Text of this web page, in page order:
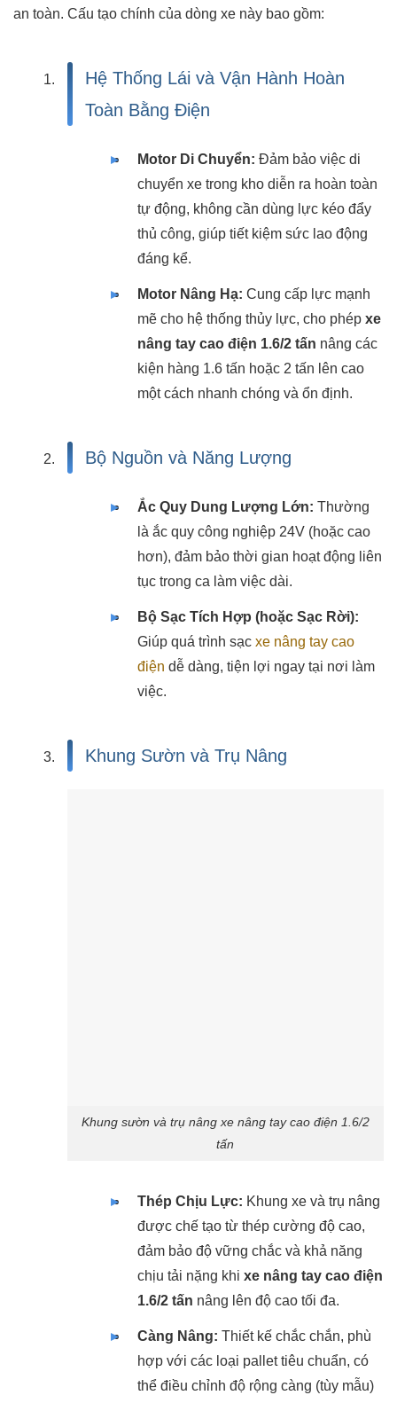
an toàn. Cấu tạo chính của dòng xe này bao gồm:
Hệ Thống Lái và Vận Hành Hoàn
Toàn Bằng Điện
Motor Di Chuyển: Đảm bảo việc di
chuyển xe trong kho diễn ra hoàn toàn
tự động, không cần dùng lực kéo đẩy
thủ công, giúp tiết kiệm sức lao động
đáng kể.
Motor Nâng Hạ: Cung cấp lực mạnh
mẽ cho hệ thống thủy lực, cho phép xe
nâng tay cao điện 1.6/2 tấn nâng các
kiện hàng 1.6 tấn hoặc 2 tấn lên cao
một cách nhanh chóng và ổn định.
Bộ Nguồn và Năng Lượng
Ắc Quy Dung Lượng Lớn: Thường
là ắc quy công nghiệp 24V (hoặc cao
hơn), đảm bảo thời gian hoạt động liên
tục trong ca làm việc dài.
Bộ Sạc Tích Hợp (hoặc Sạc Rời):
Giúp quá trình sạc xe nâng tay cao
điện dễ dàng, tiện lợi ngay tại nơi làm
việc.
Khung Sườn và Trụ Nâng
Khung sườn và trụ nâng xe nâng tay cao điện 1.6/2
tấn
Thép Chịu Lực: Khung xe và trụ nâng
được chế tạo từ thép cường độ cao,
đảm bảo độ vững chắc và khả năng
chịu tải nặng khi xe nâng tay cao điện
1.6/2 tấn nâng lên độ cao tối đa.
Càng Nâng: Thiết kế chắc chắn, phù
hợp với các loại pallet tiêu chuẩn, có
thể điều chỉnh độ rộng càng (tùy mẫu)